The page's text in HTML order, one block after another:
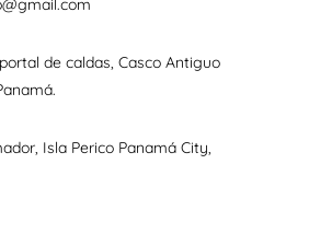
de caldas, Casco Antiguo
Isla Perico Panamá City,